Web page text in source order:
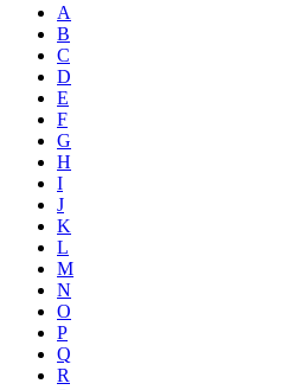
A
B
C
D
E
F
G
H
I
J
K
L
M
N
O
P
Q
R